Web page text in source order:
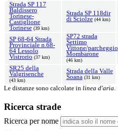
Strada SP 117
Baldissero
Torinese-
Castiglione
Torinese (39 km)
Strada SP 118dir
di Sciolze (44 km)
SP 68-64 Strada
Provinciale n.68-
64 Lessolo
Vistrorio (37 km)
SP72 strada
Settimo
Vittone/parcheggio
Mombarone
(46 km)
SR25 della
Valgrisenche
(43 km)
Strada della Valle
Soana (31 km)
Le distanze sono calcolate in linea d'aria.
Ricerca strade
Ricerca per nome